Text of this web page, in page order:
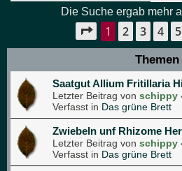
Die Suche ergab mehr
Seite 1von 50
1 2 3 4 5
Themen
Saatgut Allium Fritillaria
Letzter Beitrag von schippy
Verfasst in Das grüne Brett
Zwiebeln unf Rhizome
Letzter Beitrag von schippy
Verfasst in Das grüne Brett